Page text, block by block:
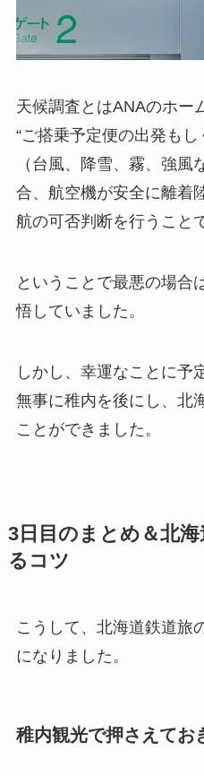
天候調査とはANAのホー
“ご搭乗予定便の出発も
（台風、降雪、霧、強
合、航空機が安全に離着
航の可否判断を行うこと
ということで最悪の場合
悟していました。
しかし、幸運なことに予
無事に稚内を後にし、北
ことができました。
3日目のまとめ＆北
るコツ
こうして、北海道鉄道旅
になりました。
稚内観光で押さえてお